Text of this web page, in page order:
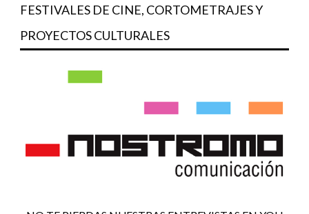
FESTIVALES DE CINE, CORTOMETRAJES Y
PROYECTOS CULTURALES